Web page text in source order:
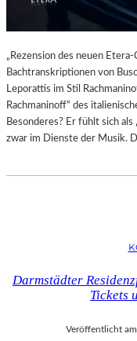
„Rezension des neuen
Bachtranskriptionen von
Leporattis im Stil
Rachmaninoff“ des
Besonderes? Er fühlt sich
zwar im Dienste der Musik.
Darmstädter
Tickets
Veröffentlicht